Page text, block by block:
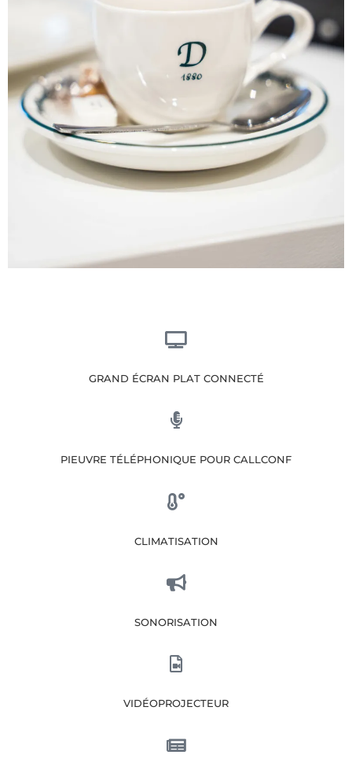
GRAND ÉCRAN PLAT CONNECTÉ
PIEUVRE TÉLÉPHONIQUE POUR CALLCONF
CLIMATISATION
SONORISATION
VIDÉOPROJECTEUR